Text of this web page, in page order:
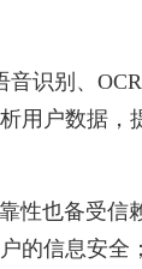
音识别、
用户数据，
性也备受信
的信息安全；